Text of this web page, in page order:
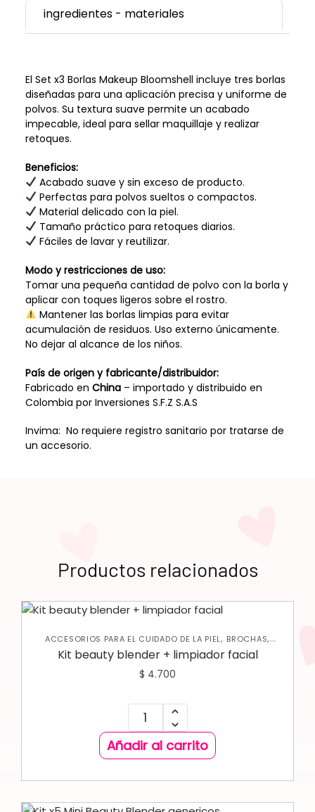
ingredientes - materiales
El Set x3 Borlas Makeup Bloomshell incluye tres borlas
diseñadas para una aplicación precisa y uniforme de
polvos. Su textura suave permite un acabado
impecable, ideal para sellar maquillaje y realizar
retoques.
Beneficios:
Acabado suave y sin exceso de producto.
Perfectas para polvos sueltos o compactos.
Material delicado con la piel.
Tamaño práctico para retoques diarios.
Fáciles de lavar y reutilizar.
Modo y restricciones de uso:
Tomar una pequeña cantidad de polvo con la borla y
aplicar con toques ligeros sobre el rostro.
Mantener las borlas limpias para evitar
acumulación de residuos. Uso externo únicamente.
No dejar al alcance de los niños.
País de origen y fabricante/distribuidor:
Fabricado en China– importado y distribuido en
Colombia por Inversiones S.F.Z S.A.S
Invima: No requiere registro sanitario por tratarse de
un accesorio.
Productos relacionados
ACCESORIOS PARA EL CUIDADO DE LA PIEL, BROCHAS,
JABONES Y EXFOLIANTES ,SKIN CARE FACIAL
Kit beauty blender + limpiador facial
$ 4.700
Añadir al carrito